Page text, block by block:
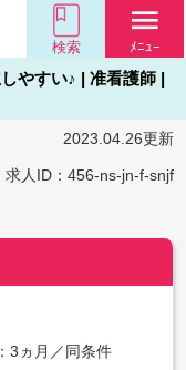
検索
menu
ﾒﾆｭｰ
やすい♪ | 准看護師 |
2023.04.26更新
求人ID：456-ns-jn-f-snjf
3ヵ月／同条件